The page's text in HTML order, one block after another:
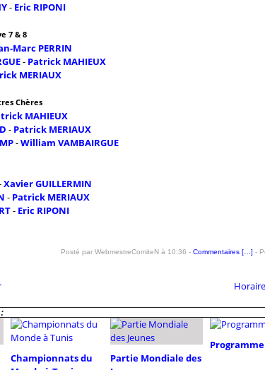
- Eric RIPONI
7 & 8
Marc PERRIN
- Patrick MAHIEUX
MERIAUX
Chères
MAHIEUX
- Patrick MERIAUX
-William VAMBAIRGUE
Xavier GUILLERMIN
- Patrick MERIAUX
- Eric RIPONI
Posté par WebmestreComiteN à 10:36 - Commentaires [… ] -
Championnats du
Partie Mondiale des